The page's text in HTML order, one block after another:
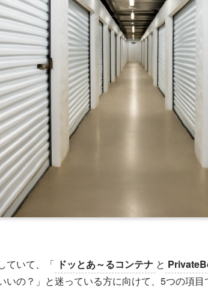
ていて、「 ドッとあ～るコンテナ と
いの？」と迷っている方に向けて、5つの項目